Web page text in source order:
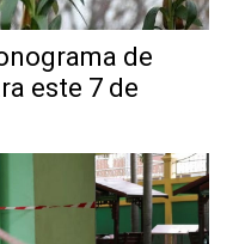
de
este 7 de